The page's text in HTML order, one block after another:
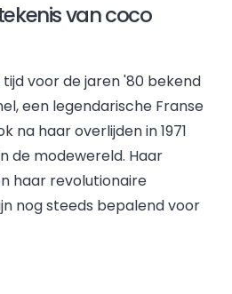
van coco
voor de jaren '80 bekend
een legendarische Franse
na haar overlijden in 1971
de modewereld. Haar
haar revolutionaire
nog steeds bepalend voor